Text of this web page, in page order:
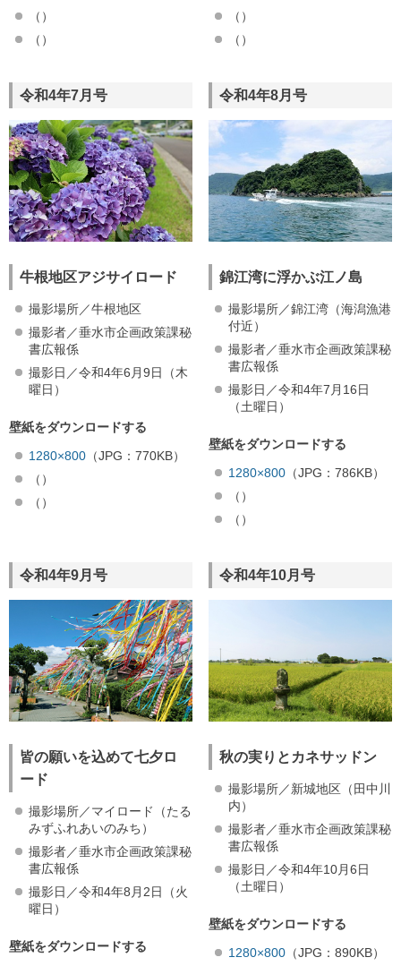
（）
（）
（）
（）
令和4年7月号
牛根地区アジサイロード
撮影場所／牛根地区
撮影者／垂水市企画政策課秘
書広報係
撮影日／令和4年6月9日（木
曜日）
壁紙をダウンロードする
1280×800 （JPG：770KB）
（）
（）
令和4年8月号
錦江湾に浮かぶ江ノ島
撮影場所／錦江湾（海潟漁港
付近）
撮影者／垂水市企画政策課秘
書広報係
撮影日／令和4年7月16日
（土曜日）
壁紙をダウンロードする
1280×800（JPG：786KB）
（）
（）
令和4年9月号
皆の願いを込めて七夕ロ
ード
撮影場所／マイロード（たる
みずふれあいのみち）
撮影者／垂水市企画政策課秘
書広報係
撮影日／令和4年8月2日（火
曜日）
壁紙をダウンロードする
令和4年10月号
秋の実りとカネサッドン
撮影場所／新城地区（田中川
内）
撮影者／垂水市企画政策課秘
書広報係
撮影日／令和4年10月6日
（土曜日）
壁紙をダウンロードする
1280×800（JPG：890KB）